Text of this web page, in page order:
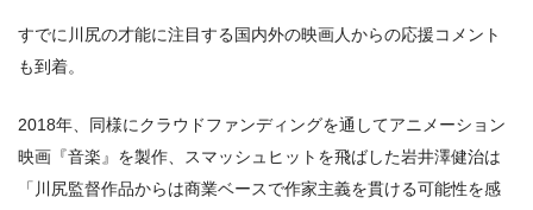
すでに川尻の才能に注目する国内外の映画人からの応援コメント
も到着。
2018年、同様にクラウドファンディングを通してアニメーション
映画『音楽』を製作、スマッシュヒットを飛ばした岩井澤健治は
「川尻監督作品からは商業ベースで作家主義を貫ける可能性を感